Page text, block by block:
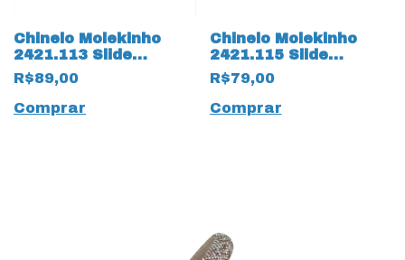
Chinelo Molekinho
2421.113 Slide
Gáspea Napa Way
17535 Preto
R$89,00
Comprar
Chinelo Molekinho
2421.115 Slide
Gaspea Uganda
17534 Preto
R$79,00
Comprar